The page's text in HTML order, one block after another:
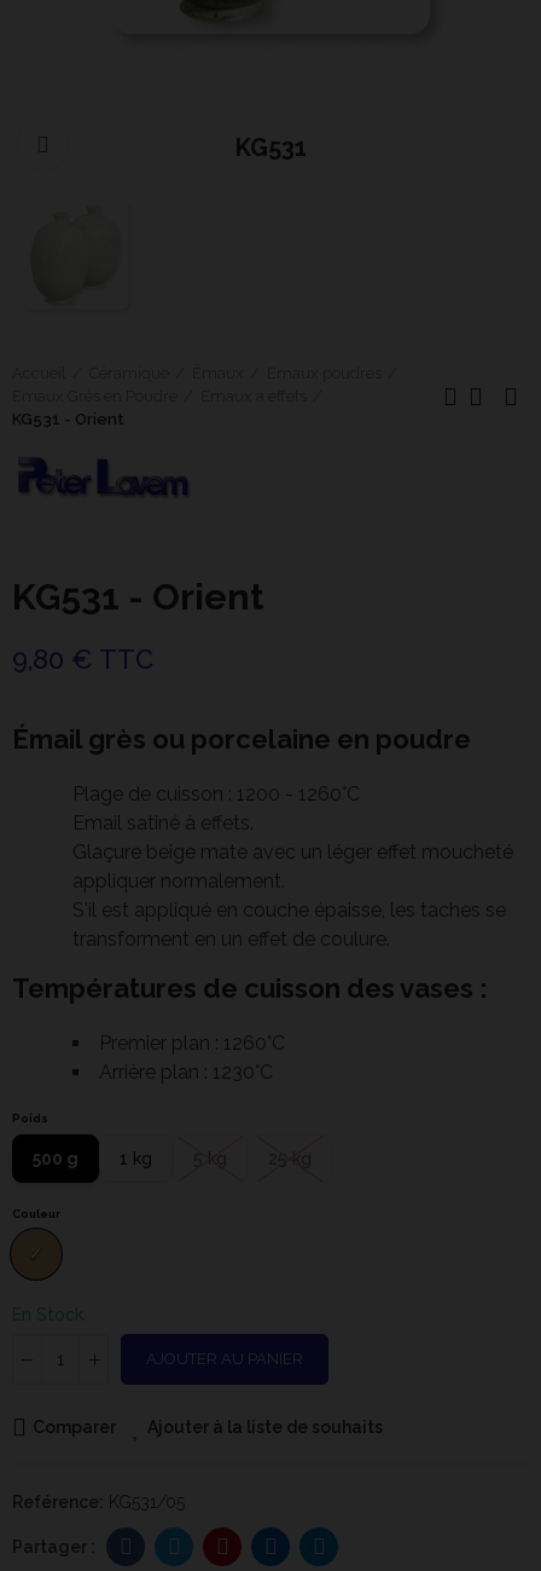
KG531
KG531 - Orient
KG531 - Orient
9,80 € TTC
Émail grès ou porcelaine en poudre
Plage de cuisson : 1200 - 1260°C
Email satiné à effets.
Glaçure beige mate avec un léger effet moucheté
appliquer normalement.
S'il est appliqué en couche épaisse, les taches se
transforment en un effet de coulure.
Températures de cuisson des vases :
Premier plan : 1260°C
Arrière plan : 1230°C
Poids
500 g 1 kg
Couleur
En Stock
AJOUTER AU PANIER
Comparer Ajouter à la liste de souhaits
Reférence: KG531/05